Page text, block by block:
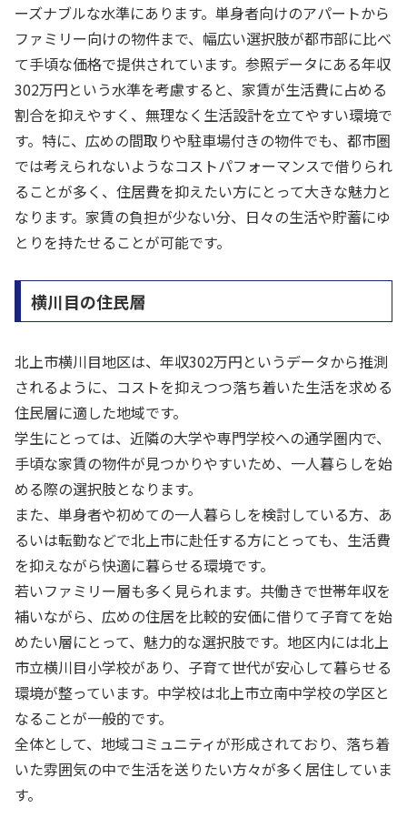
ーズナブルな水準にあります。単身者向けのアパートから
ファミリー向けの物件まで、幅広い選択肢が都市部に比べ
て手頃な価格で提供されています。参照データにある年収
302万円という水準を考慮すると、家賃が生活費に占める
割合を抑えやすく、無理なく生活設計を立てやすい環境で
す。特に、広めの間取りや駐車場付きの物件でも、都市圏
では考えられないようなコストパフォーマンスで借りられ
ることが多く、住居費を抑えたい方にとって大きな魅力と
なります。家賃の負担が少ない分、日々の生活や貯蓄にゆ
とりを持たせることが可能です。
横川目の住民層
北上市横川目地区は、年収302万円というデータから推測
されるように、コストを抑えつつ落ち着いた生活を求める
住民層に適した地域です。
学生にとっては、近隣の大学や専門学校への通学圏内で、
手頃な家賃の物件が見つかりやすいため、一人暮らしを始
める際の選択肢となります。
また、単身者や初めての一人暮らしを検討している方、あ
るいは転勤などで北上市に赴任する方にとっても、生活費
を抑えながら快適に暮らせる環境です。
若いファミリー層も多く見られます。共働きで世帯年収を
補いながら、広めの住居を比較的安価に借りて子育てを始
めたい層にとって、魅力的な選択肢です。地区内には北上
市立横川目小学校があり、子育て世代が安心して暮らせる
環境が整っています。中学校は北上市立南中学校の学区と
なることが一般的です。
全体として、地域コミュニティが形成されており、落ち着
いた雰囲気の中で生活を送りたい方々が多く居住していま
す。